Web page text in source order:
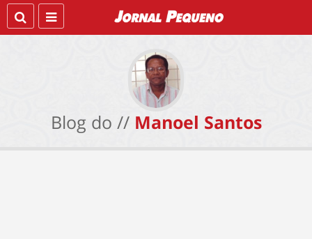
Blog do // Manoel Santos